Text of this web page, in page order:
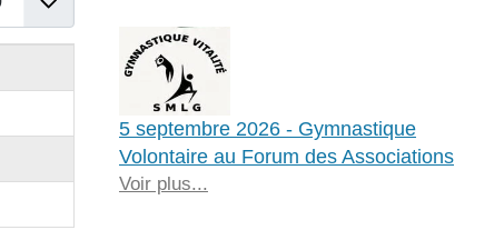
5 septembre 2026 - Gymnastique
Volontaire au Forum des Associations
Voir plus...